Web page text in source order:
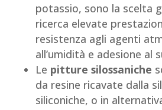
potassio, sono la scelta
ricerca elevate
resistenza agli agenti
all’umidità e adesione al
Le pitture silossaniche
da resine ricavate dalla
siliconiche, o in